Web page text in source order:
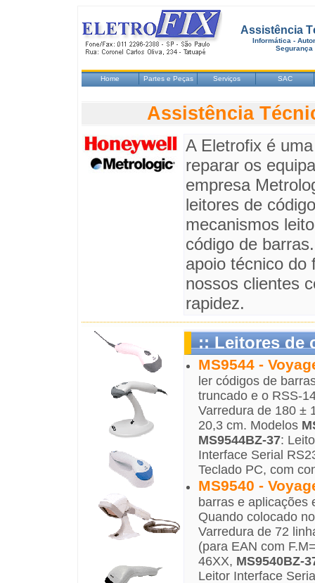
Assistência
Informática -
Segurança
Home Partes e Peças Serviços SAC
Assistência
A Eletrofix é
reparar os
empresa
leitores de
mecanismos
código de
apoio técnico do
nossos clientes
rapidez.
:: Leitores de
MS9544 -
ler códigos de
truncado e o RSS-
Varredura de 180 ±
20,3 cm. Modelos
MS9544BZ-37:
Interface Serial
Teclado PC, com
MS9540 -
barras e aplicações
Quando colocado
Varredura de 72
(para EAN com
46XX, MS9540BZ-
Leitor Interface